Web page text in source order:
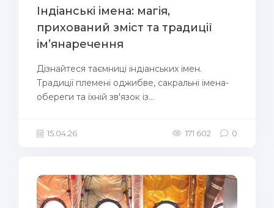
Індіанські імена: магія,
прихований зміст та традиції
ім’янаречення
Дізнайтеся таємниці індіанських імен.
Традиції племені оджибве, сакральні імена-
обереги та їхній зв'язок із...
15.04.26 171 602 0